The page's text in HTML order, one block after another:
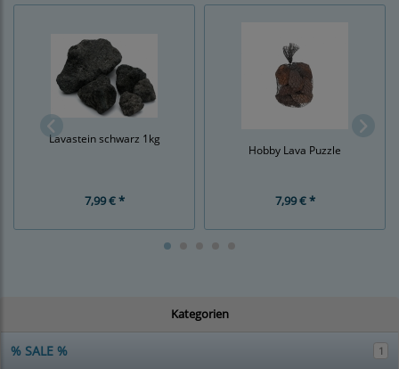
Kategorien
% SALE % 1
Lavastein schwarz 1kg
7,99 € *
Hobby Lava Puzzle
7,99 € *